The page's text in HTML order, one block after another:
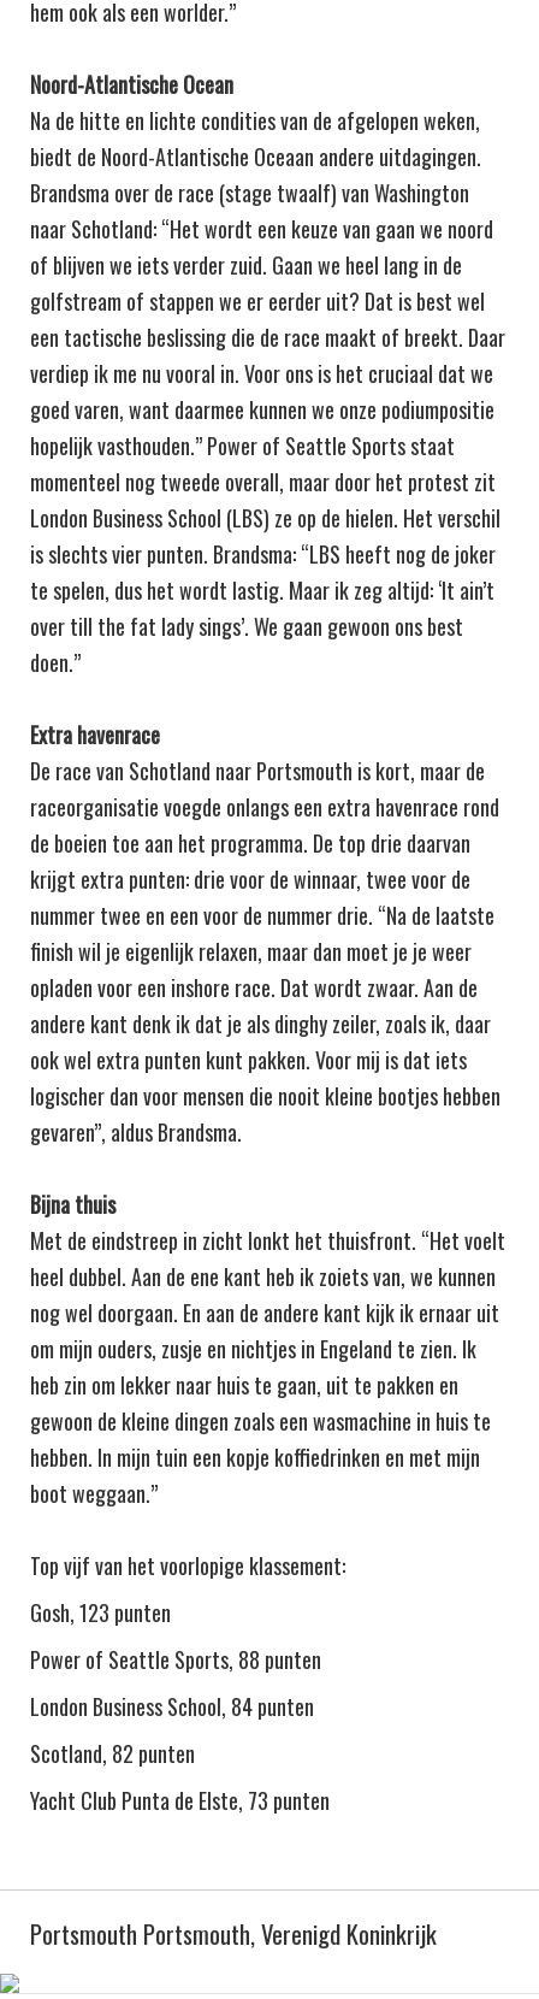
hem ook als een worlder.”
Noord-Atlantische Ocean
Na de hitte en lichte condities van de afgelopen weken,
biedt de Noord-Atlantische Oceaan andere uitdagingen.
Brandsma over de race (stage twaalf) van Washington
naar Schotland: “Het wordt een keuze van gaan we noord
of blijven we iets verder zuid. Gaan we heel lang in de
golfstream of stappen we er eerder uit? Dat is best wel
een tactische beslissing die de race maakt of breekt. Daar
verdiep ik me nu vooral in. Voor ons is het cruciaal dat we
goed varen, want daarmee kunnen we onze podiumpositie
hopelijk vasthouden.” Power of Seattle Sports staat
momenteel nog tweede overall, maar door het protest zit
London Business School (LBS) ze op de hielen. Het verschil
is slechts vier punten. Brandsma: “LBS heeft nog de joker
te spelen, dus het wordt lastig. Maar ik zeg altijd: ‘It ain’t
over till the fat lady sings’. We gaan gewoon ons best
doen.”
Extra havenrace
De race van Schotland naar Portsmouth is kort, maar de
raceorganisatie voegde onlangs een extra havenrace rond
de boeien toe aan het programma. De top drie daarvan
krijgt extra punten: drie voor de winnaar, twee voor de
nummer twee en een voor de nummer drie. “Na de laatste
finish wil je eigenlijk relaxen, maar dan moet je je weer
opladen voor een inshore race. Dat wordt zwaar. Aan de
andere kant denk ik dat je als dinghy zeiler, zoals ik, daar
ook wel extra punten kunt pakken. Voor mij is dat iets
logischer dan voor mensen die nooit kleine bootjes hebben
gevaren”, aldus Brandsma.
Bijna thuis
Met de eindstreep in zicht lonkt het thuisfront. “Het voelt
heel dubbel. Aan de ene kant heb ik zoiets van, we kunnen
nog wel doorgaan. En aan de andere kant kijk ik ernaar uit
om mijn ouders, zusje en nichtjes in Engeland te zien. Ik
heb zin om lekker naar huis te gaan, uit te pakken en
gewoon de kleine dingen zoals een wasmachine in huis te
hebben. In mijn tuin een kopje koffiedrinken en met mijn
boot weggaan.”
Top vijf van het voorlopige klassement:
Gosh, 123 punten
Power of Seattle Sports, 88 punten
London Business School, 84 punten
Scotland, 82 punten
Yacht Club Punta de Elste, 73 punten
Portsmouth Portsmouth, Verenigd Koninkrijk